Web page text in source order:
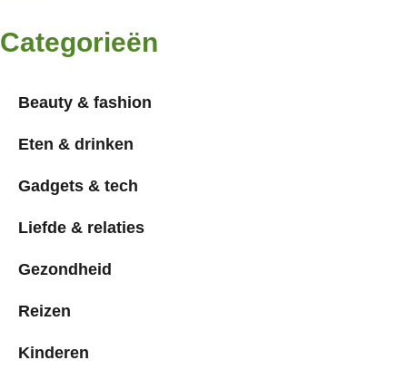
Categorieën
Beauty & fashion
Eten & drinken
Gadgets & tech
Liefde & relaties
Gezondheid
Reizen
Kinderen